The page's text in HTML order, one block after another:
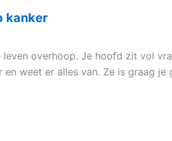
kanker
overhoop. Je hoofd zit vol
en weet er alles van. Ze is graag